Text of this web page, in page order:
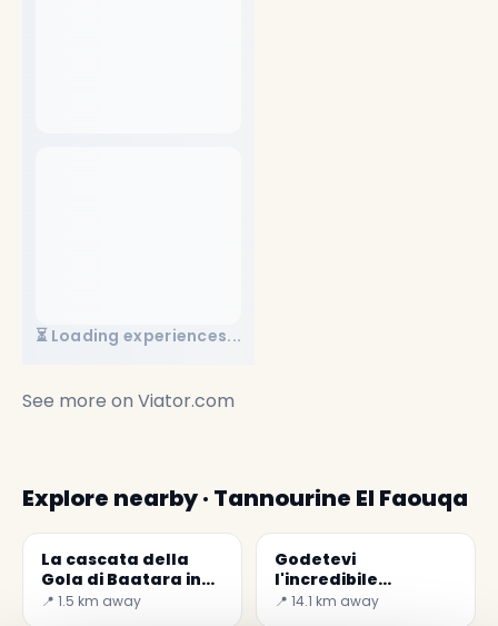
⏳ Loading experiences...
See more on Viator.com
Explore nearby · Tannourine El Faouqa
La cascata della
Gola di Baatara in
Libano
📍 1.5 km away
Godetevi
l'incredibile
scenario del
📍 14.1 km away